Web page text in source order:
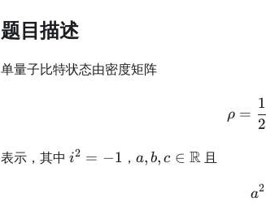
\\ b' + ic' & 1 -
a'
题目描述
单量子比特状态由密度矩阵
ρ =
2
1
表示，其中 i^2=-1
i2 = −1 ， a,b,c\in\mathbb
a, b, c ∈ R且
a2